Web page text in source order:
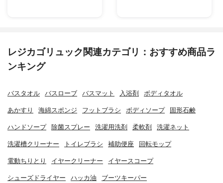
レジカゴリュック関連カテゴリ：おすすめ商品ラ
ンキング
バスタオル バスローブ バスマット 入浴剤 ボディタオル
あかすり 海綿スポンジ フットブラシ ボディソープ 固形石鹸
ハンドソープ 除菌スプレー 洗濯用洗剤 柔軟剤 洗濯ネット
洗濯槽クリーナー トイレブラシ 補助便座 回転モップ
電動ちりとり イヤークリーナー イヤースコープ
シューズドライヤー ハッカ油 ブーツキーパー